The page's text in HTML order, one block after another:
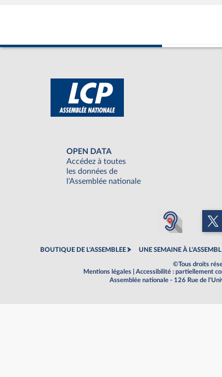
OPEN DATA
Accédez à toutes
les données de
l'Assemblée nationale
BOUTIQUE DE L'ASSEMBLEE UNE SEMAINE À
©Tous droits
Mentions légales
Accessibilité : partiellement
Assemblée nationale - 126 Rue de